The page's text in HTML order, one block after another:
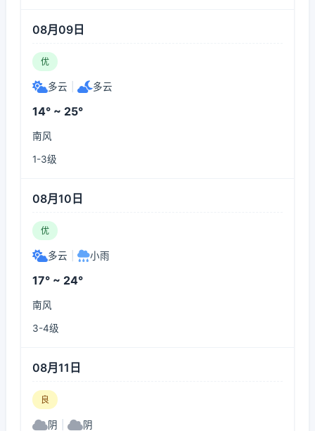
08月09日
优
多云 多云
14° ~ 25°
南风
1-3级
08月10日
优
多云 小雨
17° ~ 24°
南风
3-4级
08月11日
良
阴 阴